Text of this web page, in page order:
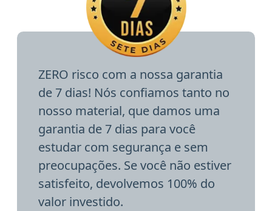
ZERO risco com a nossa garantia
de 7 dias! Nós confiamos tanto no
nosso material, que damos uma
garantia de 7 dias para você
estudar com segurança e sem
preocupações. Se você não estiver
satisfeito, devolvemos 100% do
valor investido.